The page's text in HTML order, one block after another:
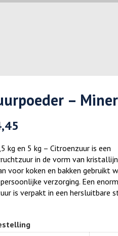
–
kg en 5 kg – Citroenzuur is een
in de vorm van kristallijn
voor koken en bakken gebruikt
verzorging. Een
is verpakt in een hersluitbare